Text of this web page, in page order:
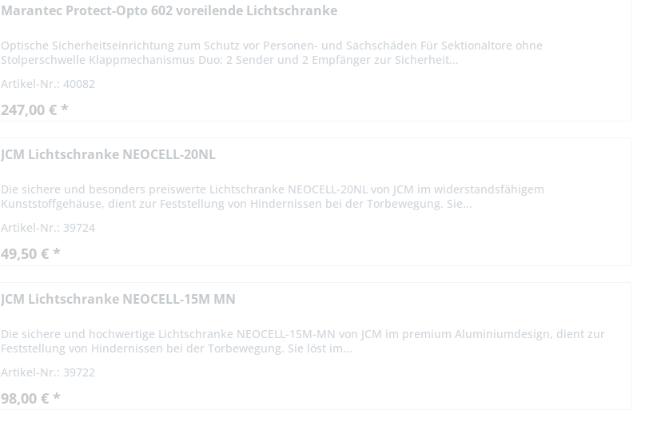
Marantec Protect-Opto 602 voreilende Lichtschranke
Optische Sicherheitseinrichtung zum Schutz vor Personen- und Sachschäden Für Sektionaltore ohne
Stolperschwelle Klappmechanismus Duo: 2 Sender und 2 Empfänger zur Sicherheit...
Artikel-Nr.: 40082
247,00 € *
JCM Lichtschranke NEOCELL-20NL
Die sichere und besonders preiswerte Lichtschranke NEOCELL-20NL von JCM im widerstandsfähigem
Kunststoffgehäuse, dient zur Feststellung von Hindernissen bei der Torbewegung. Sie...
Artikel-Nr.: 39724
49,50 € *
JCM Lichtschranke NEOCELL-15M MN
Die sichere und hochwertige Lichtschranke NEOCELL-15M-MN von JCM im premium Aluminiumdesign, dient zur
Feststellung von Hindernissen bei der Torbewegung. Sie löst im...
Artikel-Nr.: 39722
98,00 € *